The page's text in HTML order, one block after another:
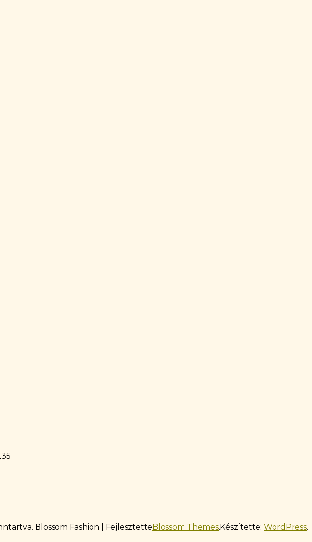
Blossom Fashion | Fejlesztette Blossom Themes.Készítette: WordPress.